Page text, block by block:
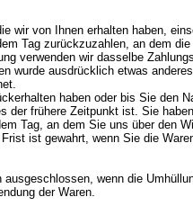
wir von Ihnen erhalten haben,
Tag zurückzuzahlen, an dem
verwenden wir dasselbe
wurde ausdrücklich etwas
haben oder bis Sie den
der frühere Zeitpunkt ist. Sie
Tag, an dem Sie uns über den
ist gewahrt, wenn Sie die
wenn die
der Waren.